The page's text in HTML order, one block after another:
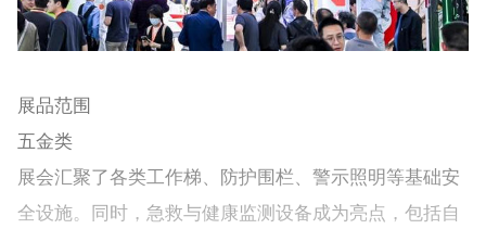
展品范围
五金类
展会汇聚了各类工作梯、防护围栏、警示照明等基础安
全设施。同时，急救与健康监测设备成为亮点，包括自